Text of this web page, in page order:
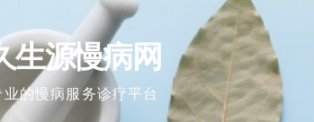
生源慢病网
业的慢病服务诊疗平台